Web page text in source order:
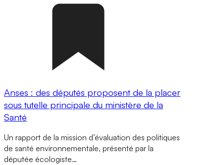
Anses : des députés proposent de la placer
sous tutelle principale du ministère de la
Santé
Un rapport de la mission d’évaluation des politiques
de santé environnementale, présenté par la
députée écologiste…